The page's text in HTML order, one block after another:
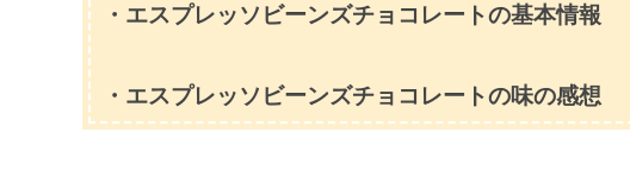
・エスプレッソビーンズチョコレートの基本情報
・エスプレッソビーンズチョコレートの味の感想